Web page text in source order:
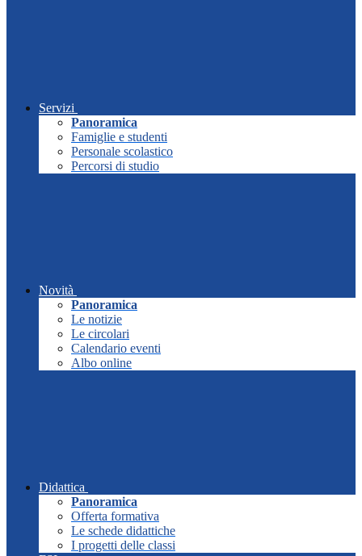
Servizi
Panoramica
Famiglie e studenti
Personale scolastico
Percorsi di studio
Novità
Panoramica
Le notizie
Le circolari
Calendario eventi
Albo online
Didattica
Panoramica
Offerta formativa
Le schede didattiche
I progetti delle classi